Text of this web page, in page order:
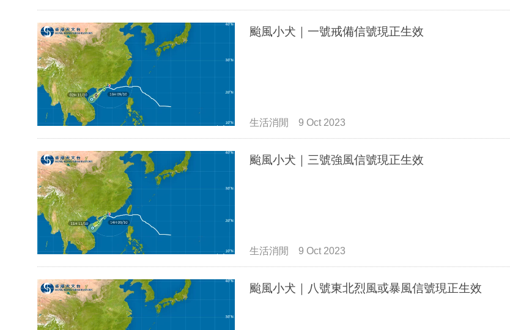
颱風小犬｜一號戒備信號現正生效
生活消閒 9 Oct 2023
颱風小犬｜三號強風信號現正生效
生活消閒 9 Oct 2023
颱風小犬｜八號東北烈風或暴風信號現正生效